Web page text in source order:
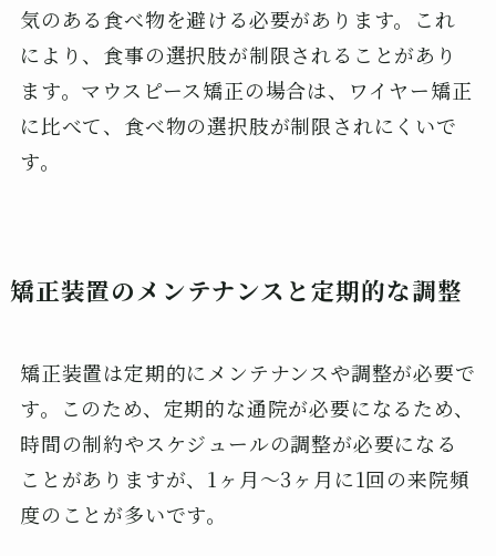
気のある食べ物を避ける必要があります。これ
により、食事の選択肢が制限されることがあり
ます。マウスピース矯正の場合は、ワイヤー矯正
に比べて、食べ物の選択肢が制限されにくいで
す。
矯正装置のメンテナンスと定期的な調整
矯正装置は定期的にメンテナンスや調整が必要で
す。このため、定期的な通院が必要になるため、
時間の制約やスケジュールの調整が必要になる
ことがありますが、1ヶ月〜3ヶ月に1回の来院頻
度のことが多いです。